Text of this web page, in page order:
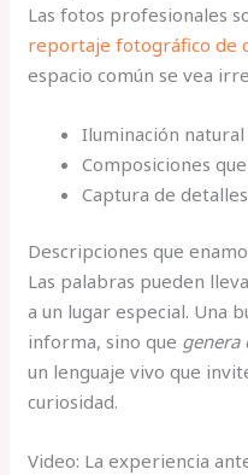
Las fotos profesionales
reportaje fotográfico de
espacio común se vea
Iluminación
Composiciones
Captura de
Descripciones que
Las palabras pueden
a un lugar especial. Una
informa, sino que genera
un lenguaje vivo que
curiosidad.
Video: La experiencia